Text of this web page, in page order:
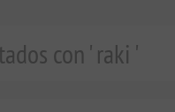
con ' raki '